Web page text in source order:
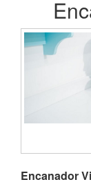
Encanador